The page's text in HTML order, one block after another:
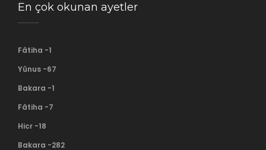
En çok okunan ayetler
Fâtiha -1
Yûnus -67
Bakara -1
Fâtiha -7
Hicr -18
Bakara -282